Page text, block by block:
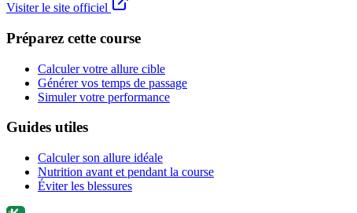
Visiter le site officiel
Préparez cette course
Calculer votre allure cible
Générer vos temps de passage
Simuler votre performance
Guides utiles
Calculer son allure idéale
Nutrition avant et pendant la course
Éviter les blessures